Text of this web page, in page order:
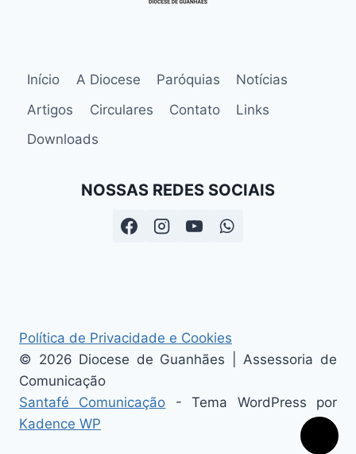
Início A Diocese Paróquias
Notícias
Artigos
Circulares Contato
Links
Downloads
NOSSAS REDES SOCIAIS
Política de Privacidade e Cookies
© 2026 Diocese de Guanhães | Assessoria de
Comunicação
Santafé Comunicação - Tema WordPress por
Kadence WP